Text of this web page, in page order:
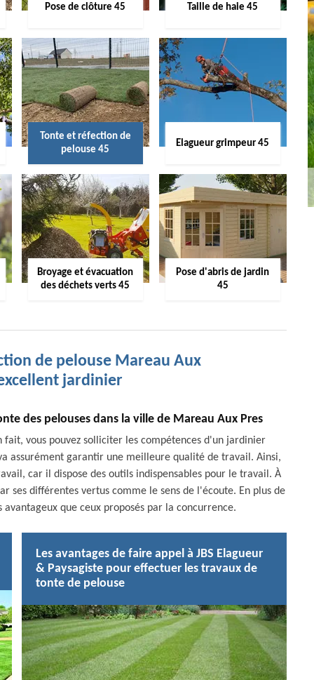
Pose de clôture 45 Taille de haie 45
Tonte et réfection de
pelouse 45
Elagueur grimpeur 45
Broyage et évacuation
des déchets verts 45
Pose d'abris de jardin
45
de pelouse Mareau Aux
jardinier
des pelouses dans la ville de Mareau Aux Pres
fait, vous pouvez solliciter les compétences d'un jardinier
assurément garantir une meilleure qualité de travail. Ainsi,
car il dispose des outils indispensables pour le travail. À
ses différentes vertus comme le sens de l'écoute. En plus de
que ceux proposés par la concurrence.
Les avantages de faire appel à JBS Elagueur
& Paysagiste pour effectuer les travaux de
tonte de pelouse